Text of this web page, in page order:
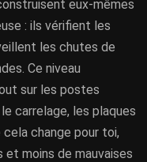
eux-mêmes
: ils vérifient les
les chutes de
Ce niveau
sur les postes
carrelage, les plaques
change pour toi,
et moins de mauvaises